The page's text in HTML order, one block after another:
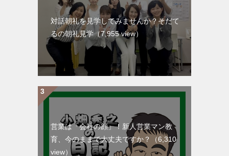
対話朝礼を見学してみませんか？そだて
るの朝礼見学（7,955 view）
営業は「会社の顔」！新人営業マン教
育、今のままで大丈夫ですか？
（6,310
view）